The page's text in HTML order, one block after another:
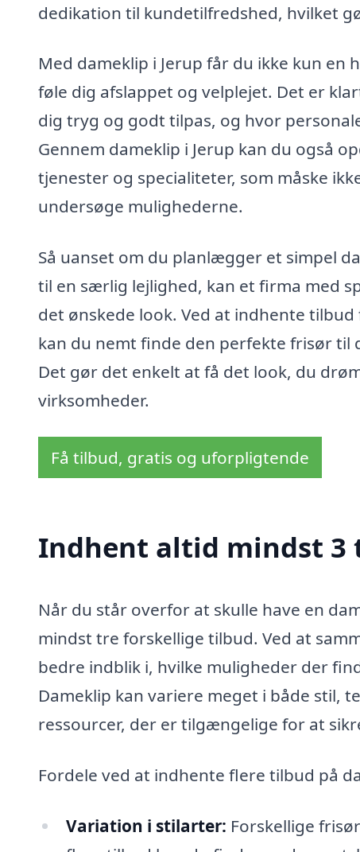
dedikation til kundetilfredshed, hvilket
Med dameklip i Jerup får du ikke kun
føle dig afslappet og velplejet. Det er
dig tryg og godt tilpas, og hvor
Gennem dameklip i Jerup kan du også
tjenester og specialiteter, som måske
undersøge mulighederne.
Så uanset om du planlægger et simpel
til en særlig lejlighed, kan et firma med
det ønskede look. Ved at indhente
kan du nemt finde den perfekte frisør
Det gør det enkelt at få det look, du
virksomheder.
Få tilbud, gratis og uforpligtende
Indhent altid mindst 3
Når du står overfor at skulle have en
mindst tre forskellige tilbud. Ved at
bedre indblik i, hvilke muligheder der
Dameklip kan variere meget i både stil,
ressourcer, der er tilgængelige for at
Fordele ved at indhente flere tilbud på
Variation i stilarter: Forskellige